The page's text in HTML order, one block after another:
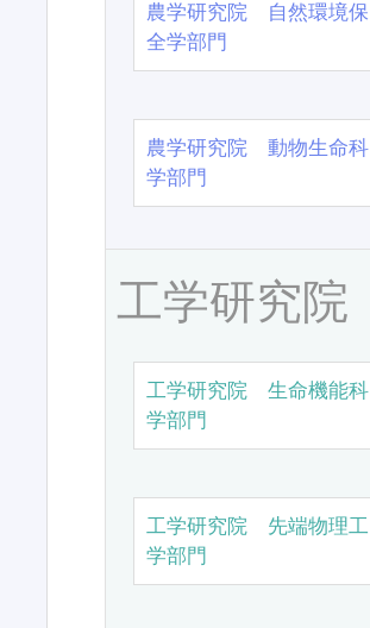
農学研究院 自然環境保
全学部門
農学研究院 動物生命科
学部門
工学研究院
工学研究院 生命機能科
学部門
工学研究院 先端物理工
学部門